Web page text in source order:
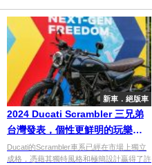
新車．絕版車
2024 Ducati Scrambler 三兄弟
台灣發表，個性更鮮明的玩樂車
款
Ducati的Scrambler車系已經在市場上獨立
成格，憑藉其獨特風格和極簡設計贏得了許